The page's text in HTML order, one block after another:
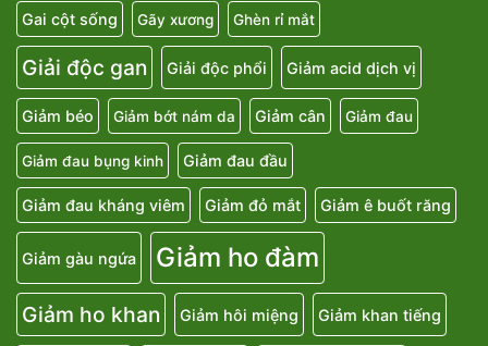
Gai cột sống Gãy xương Ghèn rỉ mắt
Giải độc gan Giải độc phổi Giảm acid dịch vị
Giảm béo Giảm bớt nám da Giảm cân Giảm đau
Giảm đau bụng kinh Giảm đau đầu
Giảm đau kháng viêm Giảm đỏ mắt Giảm ê buốt răng
Giảm gàu ngứa Giảm ho đàm
Giảm ho khan Giảm hôi miệng Giảm khan tiếng